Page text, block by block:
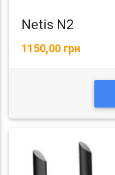
Netis N2
1150,00 грн